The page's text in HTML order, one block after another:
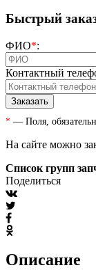
Быстрый
ФИО*:
Контактный
* — Поля,
На сайте можно
Список групп
Поделиться
Описание